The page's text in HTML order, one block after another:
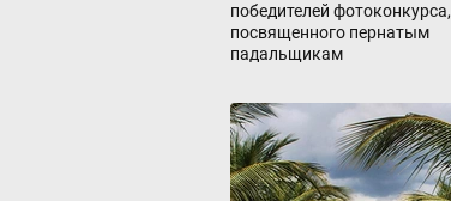
победителей фотоконкурса,
посвященного пернатым
падальщикам